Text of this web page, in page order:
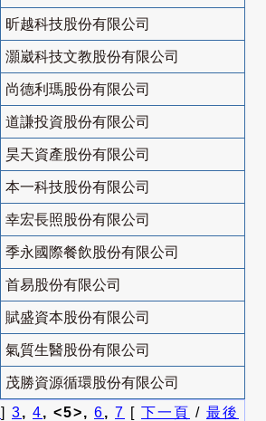
昕越科技股份有限公司
灝崴科技文教股份有限公司
尚德利瑪股份有限公司
道謙投資股份有限公司
昊天資產股份有限公司
本一科技股份有限公司
幸宏長照股份有限公司
季永國際餐飲股份有限公司
首易股份有限公司
賦盛資本股份有限公司
氣質生醫股份有限公司
茂勝資源循環股份有限公司
] 3, 4, <5>, 6, 7 [ 下一頁 / 最後